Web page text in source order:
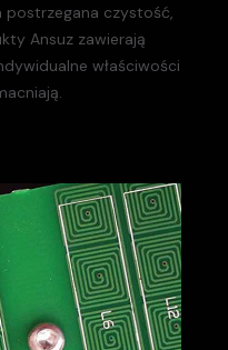
postrzegana czystość,
Ansuz zawierają
właściwości